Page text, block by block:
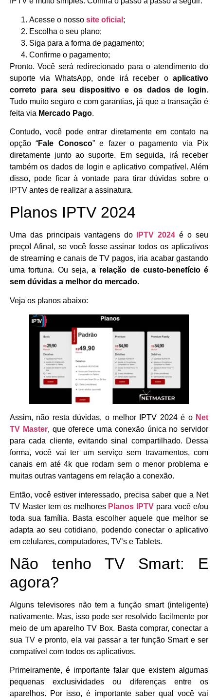
Acesse o nosso site oficial ;
Escolha o seu plano;
Siga para a forma de pagamento;
Confirme o pagamento;
Pronto. Você será redirecionado para o atendimento do
suporte via WhatsApp, onde irá receber o aplicativo
correto para seu dispositivo e os dados de login.
Tudo muito seguro e com garantias, já que a transação é
feita via Mercado Pago.
Contudo, você pode entrar diretamente em contato na
opção “Fale Conosco” e fazer o pagamento via Pix
diretamente junto ao suporte. Em seguida, irá receber
também os dados de login e aplicativo compatível. Além
disso, pode ficar à vontade para tirar dúvidas sobre o
IPTV antes de realizar a assinatura.
Planos IPTV 2024
Uma das principais vantagens doIPTV 2024é o seu
preço! Afinal, se você fosse assinar todos os aplicativos
de streaming e canais de TV pagos, iria acabar gastando
uma fortuna. Ou seja, a relação de custo-benefício é
sem dúvidas a melhor do mercado.
Veja os planos abaixo:
Assim, não resta dúvidas, o melhor IPTV 2024 é o Net
TV Master, que oferece uma conexão única no servidor
para cada cliente, evitando sinal compartilhado. Dessa
forma, você vai ter um serviço sem travamentos, com
canais em até 4k que rodam sem o menor problema e
muitas outras vantagens em relação a conexão.
Então, você estiver interessado, precisa saber que a Net
TV Master tem os melhores Planos IPTV para você e/ou
toda sua família. Basta escolher aquele que melhor se
adapta ao seu cotidiano, podendo conectar o aplicativo
em celulares, computadores, TV’s e Tablets.
Não tenho TV Smart: E
agora?
Alguns televisores não tem a função smart (inteligente)
nativamente. Mas, isso pode ser resolvido facilmente por
meio de um aparelho TV Box. Basta comprar, conectar a
sua TV e pronto, ela vai passar a ter função Smart e ser
compatível com todos os aplicativos.
Primeiramente, é importante falar que existem algumas
pequenas exclusividades ou diferenças entre os
aparelhos. Por isso, é importante saber qual você vai